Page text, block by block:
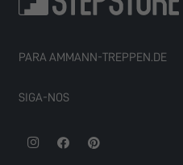
PARA AMMANN-TREPPEN.DE
SIGA-NOS